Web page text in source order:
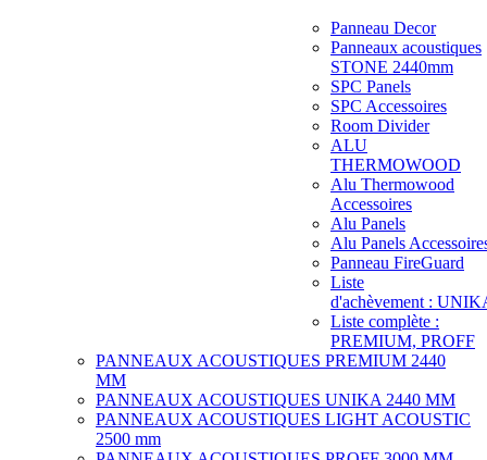
Panneau Decor
Panneaux acoustiques
STONE 2440mm
SPC Panels
SPC Accessoires
Room Divider
ALU
THERMOWOOD
Alu Thermowood
Accessoires
Alu Panels
Alu Panels
Panneau FireGuard
Liste
d'achèvement :
Liste complète :
PREMIUM, PROFF
PANNEAUX ACOUSTIQUES PREMIUM 2440
MM
PANNEAUX ACOUSTIQUES UNIKA 2440 MM
PANNEAUX ACOUSTIQUES LIGHT ACOUSTIC
2500 mm